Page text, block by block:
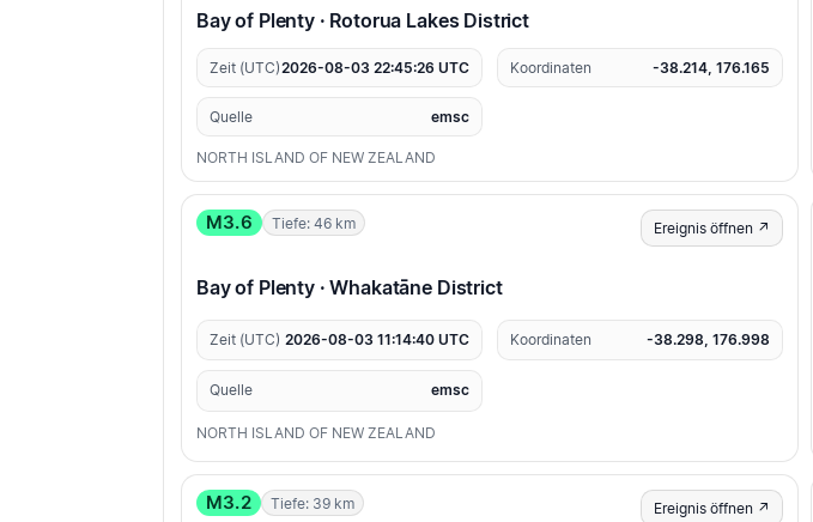
Bay of Plenty · Rotorua Lakes District
Zeit (UTC)2026-08-03 22:45:26 UTC Koordinaten -38.214, 176.165
Quelle emsc
NORTH ISLAND OF NEW ZEALAND
M3.6 Tiefe: 46 km Ereignis öffnen ↗
Bay of Plenty · Whakatāne District
Zeit (UTC) 2026-08-03 11:14:40 UTC Koordinaten -38.298, 176.998
Quelle emsc
NORTH ISLAND OF NEW ZEALAND
M3.2 Tiefe: 39 km Ereignis öffnen ↗